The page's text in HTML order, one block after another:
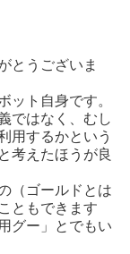
とうございま
ト自身です。
ではなく、むし
用するかという
考えたほうが良
（ゴールドとは
ともできます
グー」とでもい